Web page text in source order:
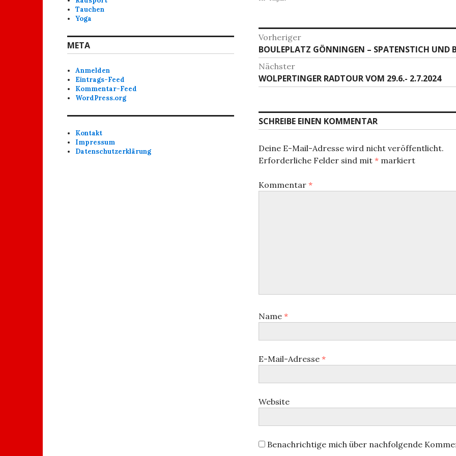
Beitragsnavigation
Vorheriger
Vorheriger
Beitrag:
BOULEPLATZ GÖNNINGEN – SPATENSTICH UND
Nächster
Nächster
Beitrag:
WOLPERTINGER RADTOUR VOM 29.6.- 2.7.2024
SCHREIBE EINEN KOMMENTAR
Deine E-Mail-Adresse wird nicht veröffentlicht.
Erforderliche Felder sind mit * markiert
Kommentar *
Name *
E-Mail-Adresse *
Website
Benachrichtige mich über nachfolgende
Tauchen
Yoga
META
Anmelden
Eintrags-Feed
Kommentar-Feed
WordPress.org
Kontakt
Impressum
Datenschutzerklärung